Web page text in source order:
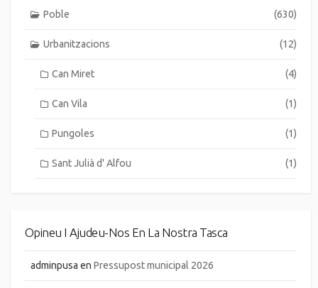
Poble (630)
Urbanitzacions (12)
Can Miret (4)
Can Vila (1)
Pungoles (1)
Sant Julià d' Alfou (1)
Opineu I Ajudeu-Nos En La Nostra Tasca
adminpusa en Pressupost municipal 2026